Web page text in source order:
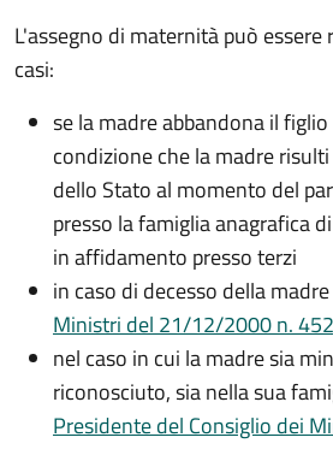
L'assegno di maternità può
casi:
se la madre abbandona il
condizione che la madre
dello Stato al momento del
presso la famiglia anagrafica
in affidamento presso terzi
in caso di decesso della
Ministri del 21/12/2000 n.
nel caso in cui la madre sia
riconosciuto, sia nella sua
Presidente del Consiglio dei